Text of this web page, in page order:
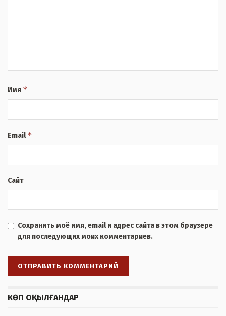
Имя *
Email*
Сайт
Сохранить моё имя, email и адрес сайта в этом браузере
для последующих моих комментариев.
КӨП ОҚЫЛҒАНДАР